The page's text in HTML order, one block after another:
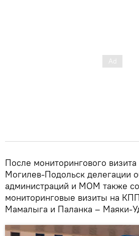
После мониторингового
Могилев-Подольск делегации
администраций и МОМ также
мониторинговые визиты на
Мамалыга и Паланка – Маяки-